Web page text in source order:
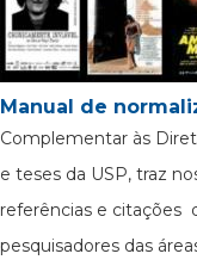
Manual de
Complementar às
e teses da USP, traz
referências e citações
pesquisadores das